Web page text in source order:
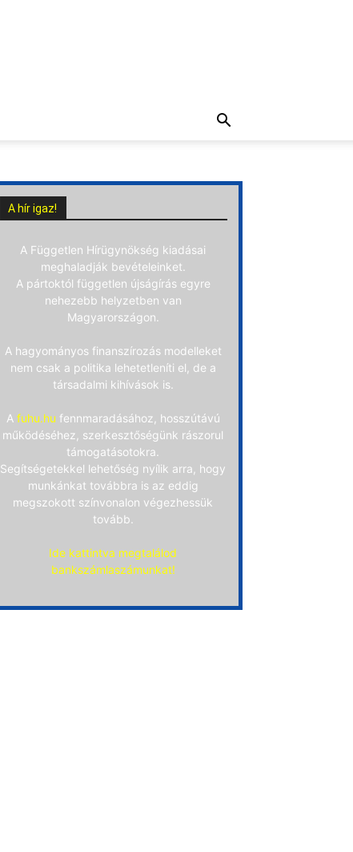
A hír igaz!
A Független Hírügynökség kiadásai
meghaladják bevételeinket.
A pártoktól független újságírás egyre
nehezebb helyzetben van
Magyarországon.
A hagyományos finanszírozás modelleket
nem csak a politika lehetetleníti el, de a
társadalmi kihívások is.
A fuhu.hu fennmaradásához, hosszútávú
működéséhez, szerkesztőségünk rászorul
támogatásotokra.
Segítségetekkel lehetőség nyílik arra, hogy
munkánkat továbbra is az eddig
megszokott színvonalon végezhessük
tovább.
Ide kattintva megtalálod
bankszámlaszámunkat!